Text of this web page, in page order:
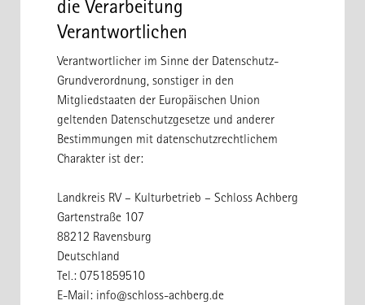
die Verarbeitung
Verantwortlichen
Verantwortlicher im Sinne der Datenschutz-
Grundverordnung, sonstiger in den
Mitgliedstaaten der Europäischen Union
geltenden Datenschutzgesetze und anderer
Bestimmungen mit datenschutzrechtlichem
Charakter ist der:
Landkreis RV – Kulturbetrieb – Schloss Achberg
Gartenstraße 107
88212 Ravensburg
Deutschland
Tel.: 0751859510
E-Mail: info@schloss-achberg.de